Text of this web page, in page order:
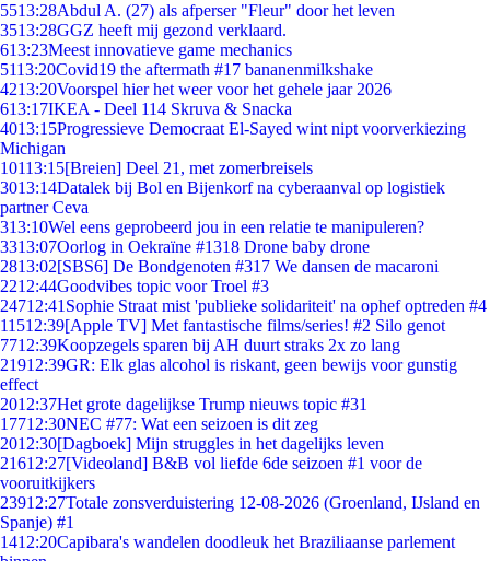
5513:28Abdul A. (27) als afperser "Fleur" door het leven
3513:28GGZ heeft mij gezond verklaard.
613:23Meest innovatieve game mechanics
5113:20Covid19 the aftermath #17 bananenmilkshake
4213:20Voorspel hier het weer voor het gehele jaar 2026
613:17IKEA - Deel 114 Skruva & Snacka
4013:15Progressieve Democraat El-Sayed wint nipt voorverkiezing
Michigan
10113:15[Breien] Deel 21, met zomerbreisels
3013:14Datalek bij Bol en Bijenkorf na cyberaanval op logistiek
partner Ceva
313:10Wel eens geprobeerd jou in een relatie te manipuleren?
3313:07Oorlog in Oekraïne #1318 Drone baby drone
2813:02[SBS6] De Bondgenoten #317 We dansen de macaroni
2212:44Goodvibes topic voor Troel #3
24712:41 Sophie Straat mist 'publieke solidariteit' na ophef optreden #4
11512:39[Apple TV] Met fantastische films/series! #2 Silo genot
7712:39Koopzegels sparen bij AH duurt straks 2x zo lang
21912:39GR: Elk glas alcohol is riskant, geen bewijs voor gunstig
effect
2012:37Het grote dagelijkse Trump nieuws topic #31
17712:30NEC #77: Wat een seizoen is dit zeg
2012:30[Dagboek] Mijn struggles in het dagelijks leven
21612:27[Videoland] B&B vol liefde 6de seizoen #1 voor de
vooruitkijkers
23912:27Totale zonsverduistering 12-08-2026 (Groenland, IJsland en
Spanje) #1
1412:20Capibara's wandelen doodleuk het Braziliaanse parlement